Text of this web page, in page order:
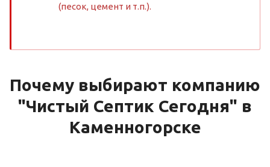
(песок, цемент и т.п.).
Почему выбирают компанию
"Чистый Септик Сегодня" в
Каменногорске